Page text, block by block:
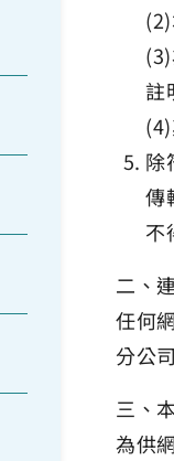
註
除
傳
不
二、
任何
分公
三、
為供